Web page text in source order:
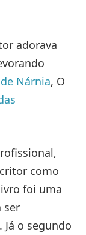
adorava
Nárnia, O
como
foi uma
ser
. Já o segundo